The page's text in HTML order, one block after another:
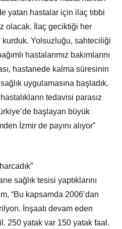
yatan hastalar için ilaç tıbbi
olacak. İlaç geciktiği her
Yolsuzluğu, sahteciliği
hastalarımız bakımlarını
hastanede kalma süresinin
uygulamasına başladık.
tedavisi parasız
başlayan büyük
İzmir de payını alıyor”
sağlık tesisi yaptıklarını
“Bu kapsamda 2006’dan
İnşaatı devam eden
250 yatak var 150 yatak faal.